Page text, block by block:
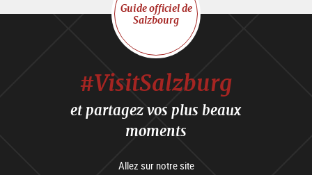
Guide officiel de
Salzbourg
#VisitSalzburg
et partagez vos plus beaux
moments
Allez sur notre site